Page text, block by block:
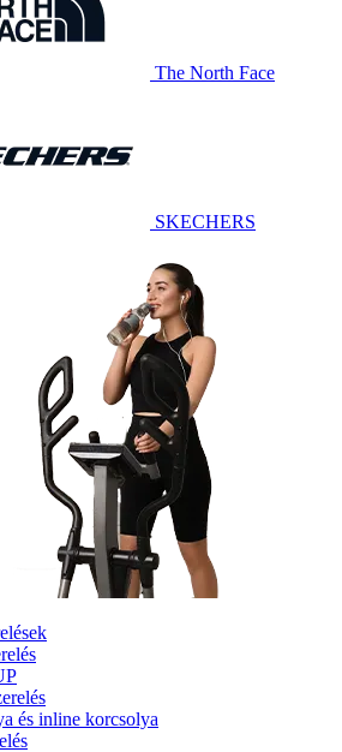
The North Face
SKECHERS
és inline korcsolya